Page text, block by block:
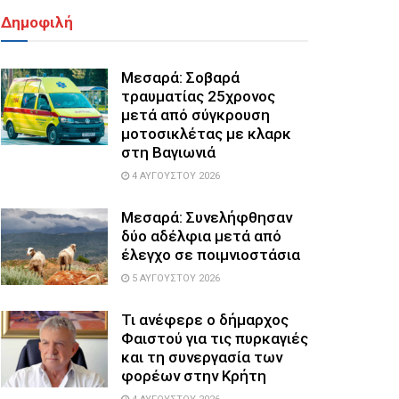
Δημοφιλή
Μεσαρά: Σοβαρά
τραυματίας 25χρονος
μετά από σύγκρουση
μοτοσικλέτας με κλαρκ
στη Βαγιωνιά
4 ΑΥΓΟΎΣΤΟΥ 2026
Μεσαρά: Συνελήφθησαν
δύο αδέλφια μετά από
έλεγχο σε ποιμνιοστάσια
5 ΑΥΓΟΎΣΤΟΥ 2026
Τι ανέφερε ο δήμαρχος
Φαιστού για τις πυρκαγιές
και τη συνεργασία των
φορέων στην Κρήτη